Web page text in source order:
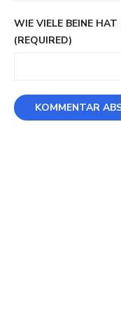
WIE VIELE BEINE
(REQUIRED)